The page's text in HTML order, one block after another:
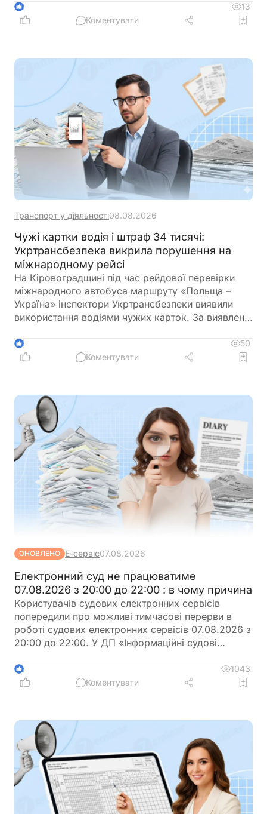
між державними органами, операторами
критичної інфраструктури та іншими суб’єктами
3
13
Коментувати
Транспорт у діяльності08.08.2026
Чужі картки водія і штраф 34 тисячі:
Укртрансбезпека викрила порушення на
міжнародному рейсі
На Кіровоградщині під час рейдової перевірки
міжнародного автобуса маршруту «Польща –
Україна» інспектори Укртрансбезпеки виявили
використання водіями чужих карток. За виявлене
34 тис. грн
3
50
Коментувати
ОНОВЛЕНО Е-сервіс07.08.2026
Електронний суд не працюватиме
07.08.2026 з 20:00 до 22:00 : в чому причина
Користувачів судових електронних сервісів
попередили про можливі тимчасові перерви в
роботі судових електронних сервісів 07.08.2026 з
20:00 до 22:00. У ДП «Інформаційні судові
час планування роботи із сервісами
6
1043
Коментувати